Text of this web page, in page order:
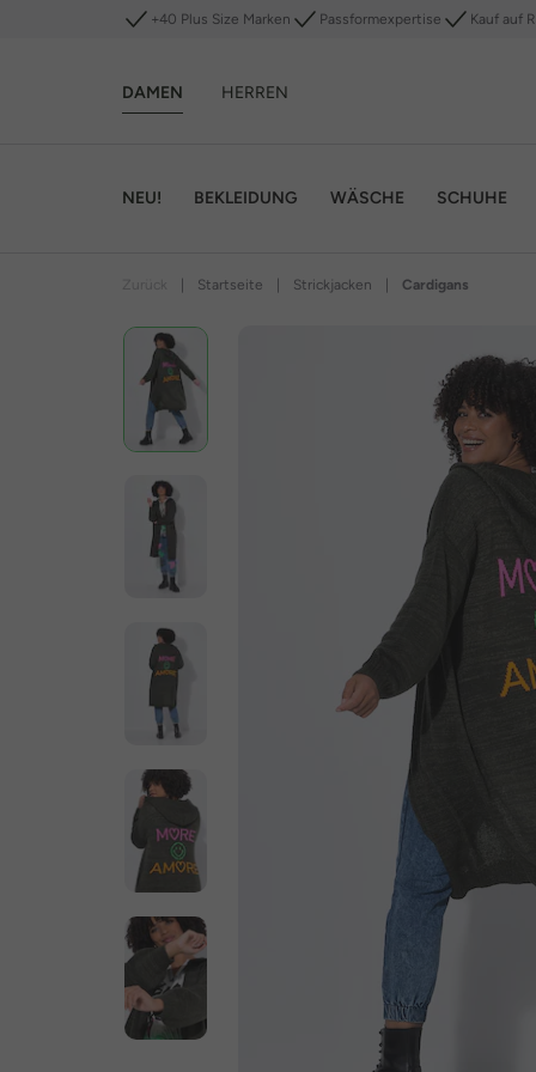
+40 Plus Size Marken Passformexpertise Kauf auf
DAMEN HERREN
NEU! BEKLEIDUNG WÄSCHE SCHUHE
Startseite Strickjacken Cardigans